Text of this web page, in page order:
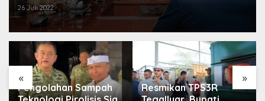
26 Juli 2022
« »
Pengolahan Sampah
Resmikan TPS3R